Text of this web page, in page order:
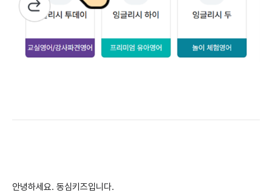
안녕하세요. 동심키즈입니다.